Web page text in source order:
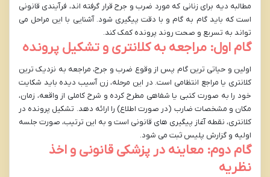
مطالبه دیه برای زنانی که مورد ضرب و جرح قرار گرفته اند، فرآیندی قانونی
است که باید گام به گام و با دقت پیگیری شود. آشنایی با این مراحل می
تواند به تسریع و صحت روند پرونده کمک کند.
گام اول: مراجعه به کلانتری و تشکیل پرونده
اولین و حیاتی ترین گام پس از وقوع ضرب و جرح، مراجعه به نزدیک ترین
کلانتری یا مراجع انتظامی است. در این مرحله، زن آسیب دیده باید شکایت
خود را به صورت کتبی یا شفاهی مطرح کرده و شرح کاملی از واقعه، زمان،
مکان و مشخصات ضارب (در صورت اطلاع) را ارائه دهد. تشکیل پرونده در
کلانتری، نقطه آغاز پیگیری های قانونی است و به این ترتیب، صورت جلسه
اولیه و گزارش پلیس ثبت می شود.
گام دوم: معاینه در پزشکی قانونی و اخذ
نظریه